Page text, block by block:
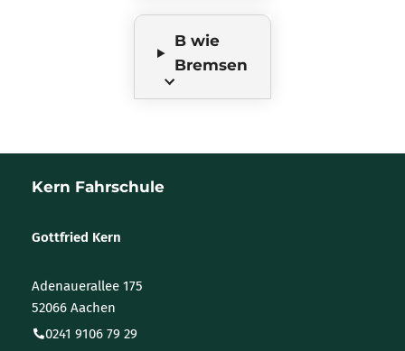
B wie
Bremsen
Kern Fahrschule
Gottfried Kern
Adenauerallee 175
52066 Aachen
0241 9106 79 29